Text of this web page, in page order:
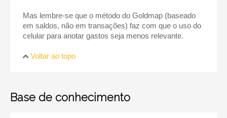
Mas lembre-se que o método do Goldmap (baseado
em saldos, não em transações) faz com que o uso do
celular para anotar gastos seja menos relevante.
Voltar ao topo
Base de conhecimento